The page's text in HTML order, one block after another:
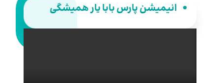
انیمیشن پارس بابا یار همیشگی